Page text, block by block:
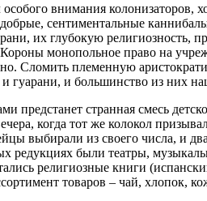
внимания
сентиментальные
их глубокую религиозность,
монопольное право на
Сломить племенную
гуарани, и большинство из них
предстанет странная смесь
когда тот же колокол
выбирали из своего числа, и
были театры,
религиозные книги
товаров – чай, хлопок,